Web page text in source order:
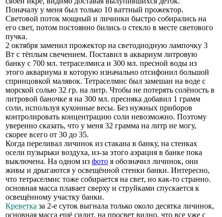
Поначалу у меня был только 10 ваттный прожектор.
Световой поток мощный и личинки быстро собирались на
его свет, потом постоянно бились о стекло в месте светового
пучка.
2 октября заменил прожектор на светодиодную лампочку 3
Вт с тёплым свечением. Поставил в аквариум литровую
банку с 700 мл. тетраселмиса и 300 мл. пресной воды из
этого аквариума в которую изначально отсифонил большой
спринцовкой малявок. Тетраселмис был замешан на воде с
морской солью 32 гр. на литр. Чтобы не потерять солёность в
литровой баночке я на 300 мл. пресняка добавил 1 грамм
соли, используя кухонные весы. Без нужных приборов
контролировать концентрацию соли невозможно. Поэтому
уверенно сказать, что у меня 32 грамма на литр не могу,
скорее всего от 30 до 35.
Когда переливал личинок из стакана в банку, на стенках
осели пузырьки воздуха, из-за этого аэрация в банке пока
выключена. На одном из фото я обозначил личинок, они
живы и дрыгаются у освещённой стенки банки. Интересно,
что тетраселмис тоже собирается на свет, но как-то странно.
основная масса плавает сверху и струйками спускается к
освещённому участку банки.
Креветка за 2-е суток выгнала только около десятка личинок,
основная масса ещё сидит, на просвет видно, что все уже с